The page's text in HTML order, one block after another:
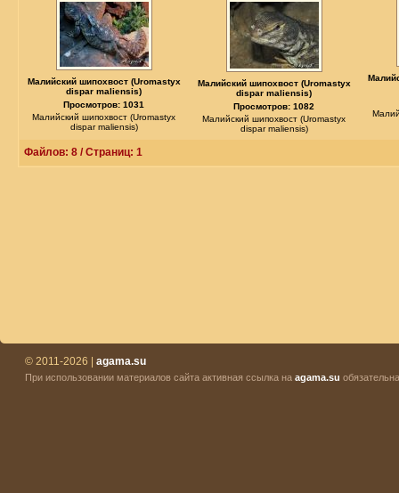
Малийский шипохвост (Uromastyx
dispar maliensis)
Просмотров: 1031
Малийский шипохвост (Uromastyx
dispar maliensis)
Малийский шипохвост (Uromastyx
dispar maliensis)
Просмотров: 1082
Малийский шипохвост (Uromastyx
dispar maliensis)
Файлов: 8 / Страниц: 1
© 2011-2026 | agama.su
При использовании материалов сайта активная ссылка на agama.su